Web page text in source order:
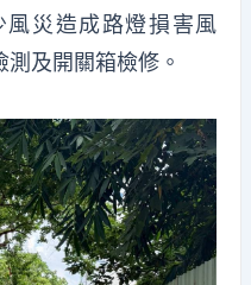
災造成路燈損害風
及開關箱檢修。